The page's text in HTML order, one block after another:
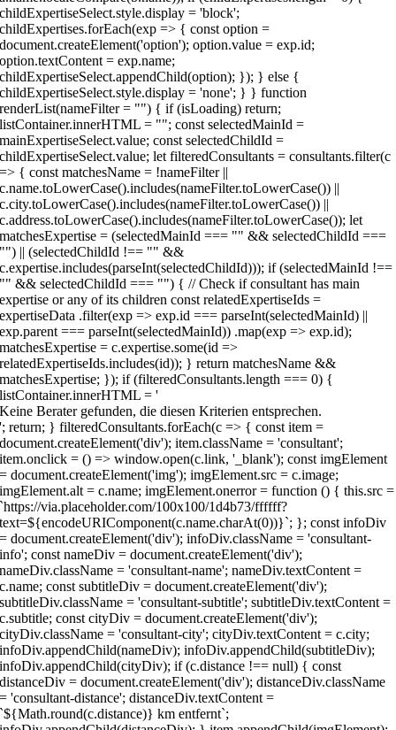
Keine Berater gefunden, die diesen Kriterien entsprechen.
'; return; } filteredConsultants.forEach(c => { const item =
document.createElement('div'); item.className = 'consultant';
item.onclick = () => window.open(c.link, '_blank'); const imgElement
= document.createElement('img'); imgElement.src = c.image;
imgElement.alt = c.name; imgElement.onerror = function () { this.src =
`https://via.placeholder.com/100x100/1d4b73/ffffff?
text=${encodeURIComponent(c.name.charAt(0))}`; }; const infoDiv
= document.createElement('div'); infoDiv.className = 'consultant-
info'; const nameDiv = document.createElement('div');
nameDiv.className = 'consultant-name'; nameDiv.textContent =
c.name; const subtitleDiv = document.createElement('div');
subtitleDiv.className = 'consultant-subtitle'; subtitleDiv.textContent =
c.subtitle; const cityDiv = document.createElement('div');
cityDiv.className = 'consultant-city'; cityDiv.textContent = c.city;
infoDiv.appendChild(nameDiv); infoDiv.appendChild(subtitleDiv);
infoDiv.appendChild(cityDiv); if (c.distance !== null) { const
distanceDiv = document.createElement('div'); distanceDiv.className
= 'consultant-distance'; distanceDiv.textContent =
`${Math.round(c.distance)} km entfernt`;